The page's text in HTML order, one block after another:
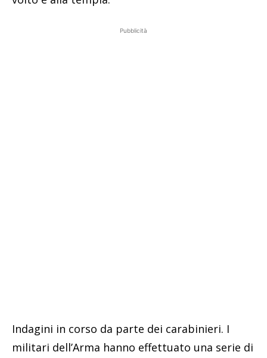
Pubblicità
Indagini in corso da parte dei carabinieri. I
militari dell’Arma hanno effettuato una serie di